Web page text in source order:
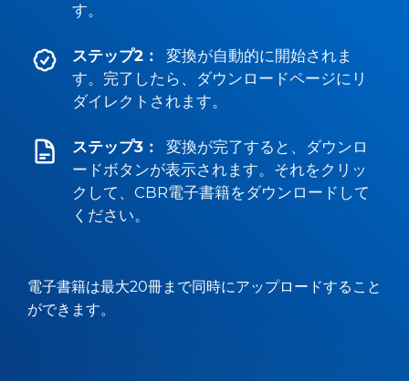
す。
ステップ2：
変換が自動的に開始されま
す。完了したら、ダウンロードページにリ
ダイレクトされます。
ステップ3：
変換が完了すると、ダウンロ
ードボタンが表示されます。それをクリッ
クして、CBR電子書籍をダウンロードして
ください。
電子書籍は最大20冊まで同時にアップロードすること
ができます。